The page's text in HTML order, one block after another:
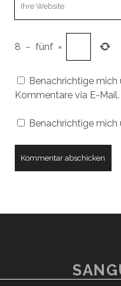
8 − fünf =
Benachrichtige
Kommentare via E-Mail.
Benachrichtige mich